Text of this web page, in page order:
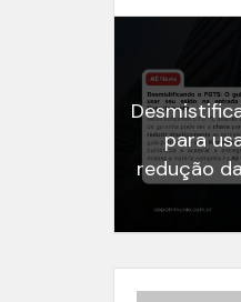
para
redução